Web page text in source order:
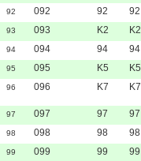
92 092 92 92
93 093 K2 K2
94 094 94 94
95 095 K5 K5
96 096 K7 K7
97 097 97 97
98 098 98 98
99 099 99 99